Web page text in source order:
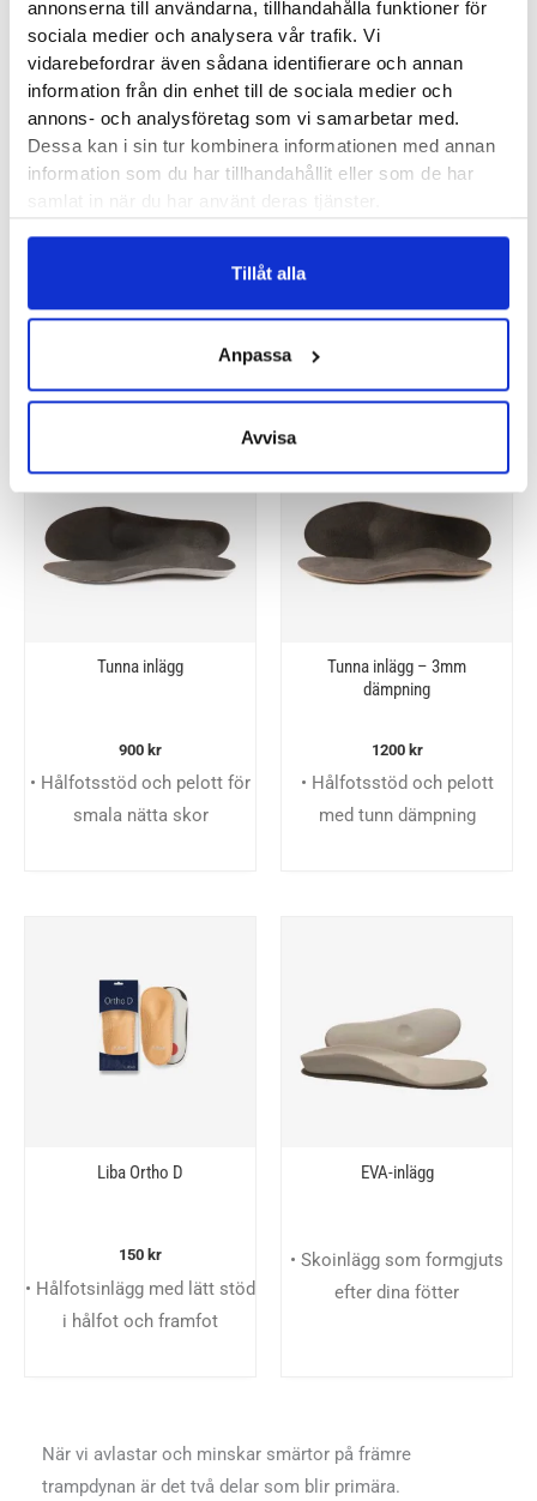
annonserna till användarna, tillhandahålla funktioner för
sociala medier och analysera vår trafik. Vi
vidarebefordrar även sådana identifierare och annan
information från din enhet till de sociala medier och
annons- och analysföretag som vi samarbetar med.
Dessa kan i sin tur kombinera informationen med annan
information som du har tillhandahållit eller som de har
samlat in när du har använt deras tjänster.
Tillåt alla
Anpassa
Avvisa
Aetrex L425 Herr
hålfotsstöd och pelott
Tunna inlägg
900 kr
• Hålfotsstöd och pelott för
smala nätta skor
Tunna inlägg – 3mm
dämpning
1200 kr
• Hålfotsstöd och pelott
med tunn dämpning
Liba Ortho D
150 kr
• Hålfotsinlägg med lätt stöd
i hålfot och framfot
EVA-inlägg
• Skoinlägg som formgjuts
efter dina fötter
När vi avlastar och minskar smärtor på främre
trampdynan är det två delar som blir primära.